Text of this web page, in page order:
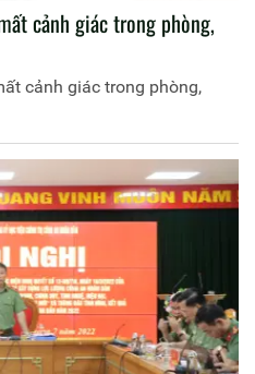
cảnh giác trong phòng,
cảnh giác trong phòng,